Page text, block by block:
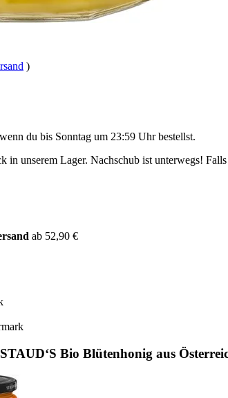
)
du bis Sonntag um 23:59 Uhrbestellst.
in unserem Lager. Nachschub ist unterwegs!
ab 52,90 €
Bio Blütenhonig aus